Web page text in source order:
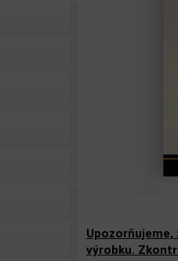
výrobku.